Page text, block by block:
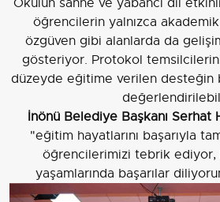
Okulun sahne ve yabancı dil
öğrencilerin yalnızca
özgüven gibi alanlarda da
gösteriyor. Protokol
düzeyde eğitime verilen desteğin
İnönü Belediye Başkanı Serhat
"eğitim hayatlarını başarıyla
öğrencilerimizi tebrik ediyor,
yaşamlarında başarılar